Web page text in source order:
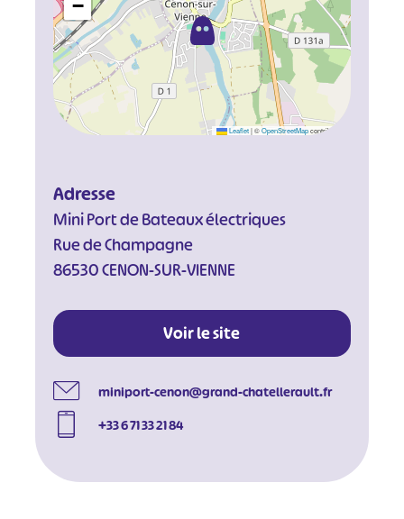
−
Leaflet |©OpenStreetMapcontributors
Adresse
Mini Port de Bateaux électriques
Rue de Champagne
86530 CENON-SUR-VIENNE
Voir le site
miniport-cenon@grand-chatellerault.fr
+33 6 71 33 21 84
#